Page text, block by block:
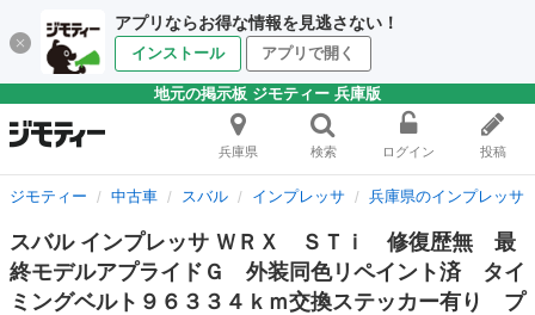
アプリならお得な情報を見逃さない！
インストール アプリで開く
地元の掲示板 ジモティー 兵庫版
兵庫県 検索 ログイン 投稿
ジモティー 中古車 スバル インプレッサ 兵庫県のインプレッサ
スバル インプレッサ ＷＲＸ ＳＴｉ 修復歴無 最
終モデルアプライドＧ 外装同色リペイント済 タイ
ミングベルト９６３３４ｋｍ交換ステッカー有り プ